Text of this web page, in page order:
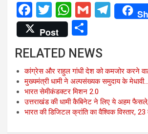
F
a
ce
b
o
o
k
T
wi
tt
er
W
h
at
s
A
p
p
G
T
a
m
Post
h
ar
e
RELATED NEWS
कांग्रेस और राहुल गांधी देश को कमजोर करने
मुख्यमंत्री धामी ने अल्पसंख्यक समुदाय के मेधावी…
भारत सेमीकंडक्टर मिशन 2.0
उत्तराखंड की धामी कैबिनेट ने लिए ये अहम
भारत की डिजिटल क्रांति का वैश्विक विस्तार,